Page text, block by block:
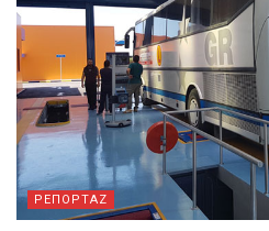
ΡΕΠΟΡΤΑΖ